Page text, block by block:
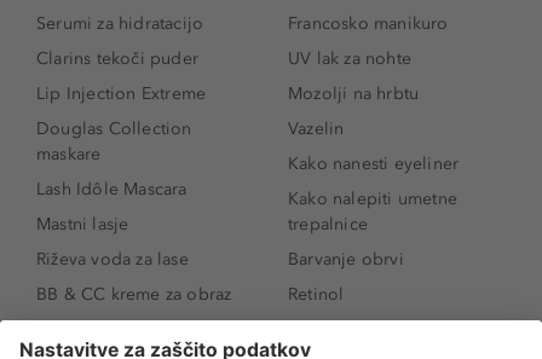
Serumi za hidratacijo
Clarins tekoči puder
Lip Injection Extreme
Douglas Collection
maskare
Lash Idôle Mascara
Mastni lasje
Riževa voda za lase
BB & CC kreme za obraz
SPF 30
Francosko manikuro
UV lak za nohte
Mozolji na hrbtu
Vazelin
Kako nanesti eyeliner
Kako nalepiti umetne
trepalnice
Barvanje obrvi
Retinol